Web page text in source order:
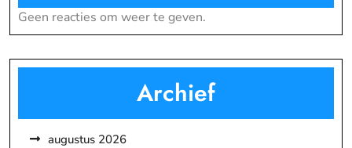
Geen reacties om weer te geven.
Archief
augustus 2026